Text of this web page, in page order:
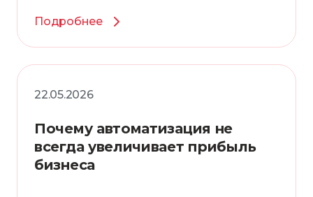
Подробнее
22.05.2026
Почему автоматизация не
всегда увеличивает прибыль
бизнеса